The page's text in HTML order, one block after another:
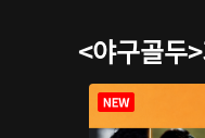
<야구골두